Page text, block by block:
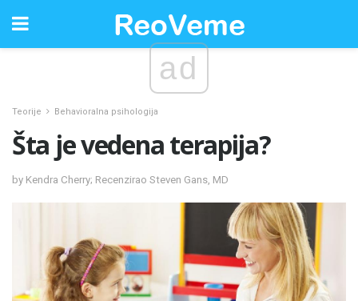
ad
Teorije Behavioralna psihologija
Šta je vedena terapija?
by Kendra Cherry; Recenzirao Steven Gans, MD